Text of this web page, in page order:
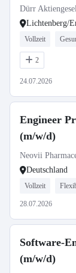
Dürr
Lichtenberg/
Vollzeit
2
24.07.2026
Engineer
(m/w/d)
Neovii
Deutschland
Vollzeit
28.07.2026
Software-
(m/w/d)